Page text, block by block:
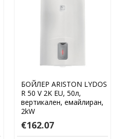
БОЙЛЕР ARISTON LYDOS
R 50 V 2K EU, 50л,
вертикален, емайлиран,
2kW
€162.07